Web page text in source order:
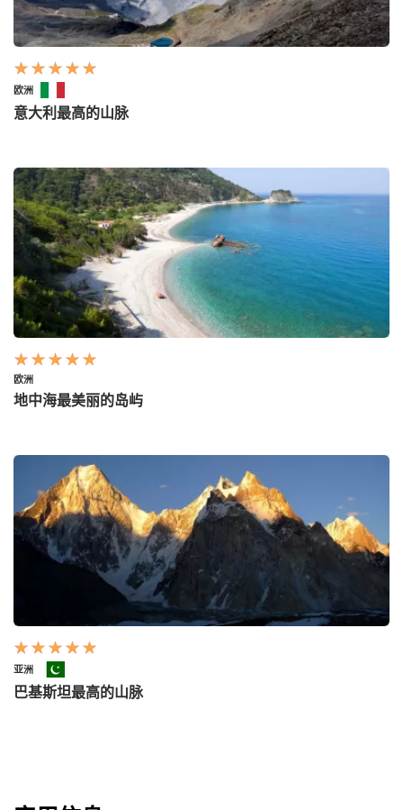
欧洲
意大利最高的山脉
欧洲
地中海最美丽的岛屿
亚洲
巴基斯坦最高的山脉